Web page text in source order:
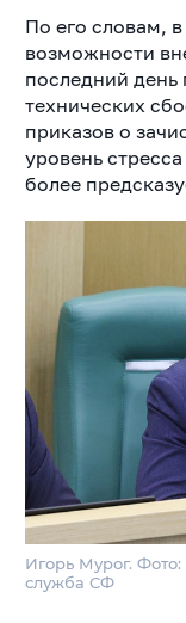
По его словам, в
возможности
последний день
технических
приказов о
уровень
более
Игорь Мурог. Фото:
служба СФ